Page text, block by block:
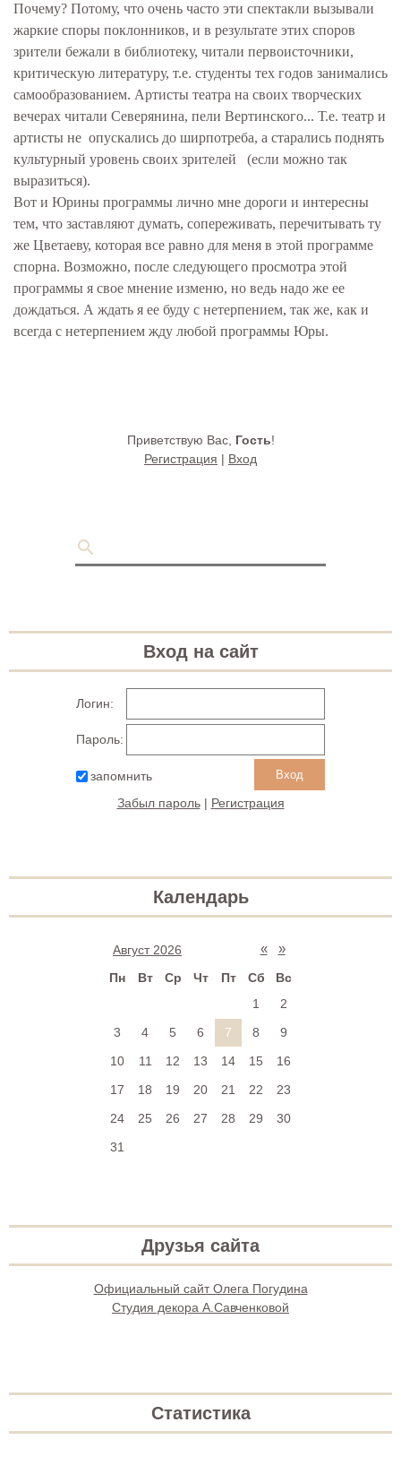
Почему? Потому, что очень часто эти спектакли вызывали
жаркие споры поклонников, и в результате этих споров
зрители бежали в библиотеку, читали первоисточники,
критическую литературу, т.е. студенты тех годов занимались
самообразованием. Артисты театра на своих творческих
вечерах читали Северянина, пели Вертинского... Т.е. театр и
артисты не опускались до ширпотреба, а старались поднять
культурный уровень своих зрителей (если можно так
выразиться).
Вот и Юрины программы лично мне дороги и интересны
тем, что заставляют думать, сопереживать, перечитывать ту
же Цветаеву, которая все равно для меня в этой программе
спорна. Возможно, после следующего просмотра этой
программы я свое мнение изменю, но ведь надо же ее
дождаться. А ждать я ее буду с нетерпением, так же, как и
всегда с нетерпением жду любой программы Юры.
Приветствую Вас, Гость!
Регистрация | Вход
Вход на сайт
Логин:
Пароль:
запомнить
Забыл пароль| Регистрация
Календарь
«
Август 2026 »
Пн Вт Ср Чт Пт Сб
Вс
1
2
3
4 5 6 7 8
9
10
11 12 13 14 15
16
17
18 19 20 21 22
23
24
25 26 27 28 29
30
31
Друзья сайта
Официальный сайт Олега Погудина
Студия декора А.Савченковой
Статистика